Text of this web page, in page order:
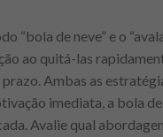
de neve” e o
ao quitá-las
Ambas as
imediata, a bola
Avalie qual